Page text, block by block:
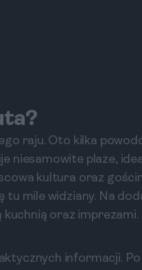
raju. Oto kilka
niesamowite plaże,
kultura oraz
tu mile widziany. Na
kuchnią oraz imprezami.
informacji.